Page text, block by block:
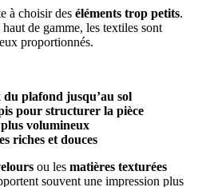
à choisir des éléments trop petits.
de gamme, les textiles sont
proportionnés.
plafond jusqu’au sol
pour structurer la pièce
volumineux
riches et douces
ou les matières texturées
souvent une impression plus